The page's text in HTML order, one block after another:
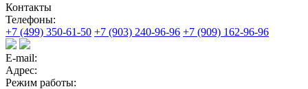
Контакты
Телефоны:
+7 (499) 350-61-50 +7 (903) 240-96-96 +7 (909) 162-96-96
E-mail:
Адрес:
Режим работы: